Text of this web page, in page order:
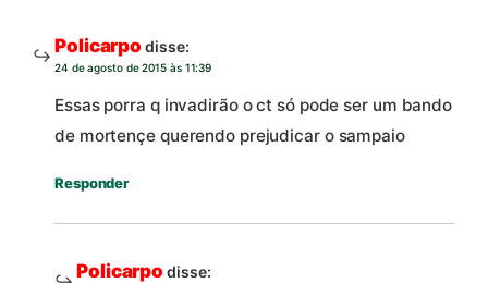
Policarpo disse:
24 de agosto de 2015 às 11:39
Essas porra q invadirão o ct só pode ser um bando
de mortençe querendo prejudicar o sampaio
Responder
Policarpo disse: